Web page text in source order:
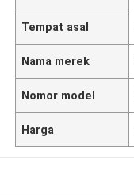
Tempat asal
Nama merek
Nomor model
Harga